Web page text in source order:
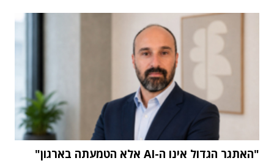
"האתגר הגדול אינו ה-AI אלא הטמעתה בארגון"